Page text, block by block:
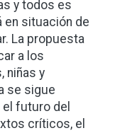
y todos es
en situación de
La propuesta
a los
niñas y
se sigue
futuro del
críticos, el